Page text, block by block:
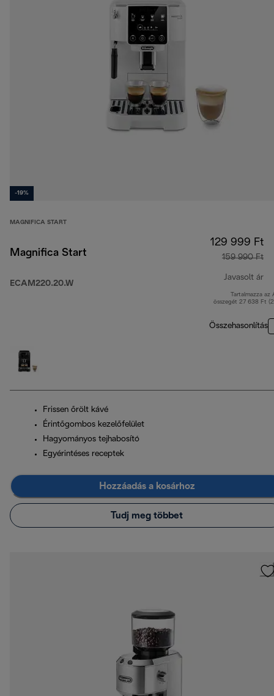
-19%
MAGNIFICA START
Magnifica Start
ECAM220.20.W
129 999 Ft
159 990 Ft
Javasolt ár
Tartalmazza az
összegét 27 638 Ft
Összehasonlítás
Frissen őrölt kávé
Érintőgombos kezelőfelület
Hagyományos tejhabosító
Egyérintéses receptek
Hozzáadás a kosárhoz
Tudj meg többet